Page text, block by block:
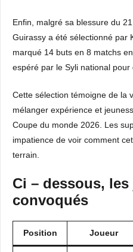
Enfin, malgré sa blessure du
Guirassy a été sélectionné par
marqué 14 buts en 8 matchs
espéré par le Syli national pour
Cette sélection témoigne de la
mélanger expérience et
Coupe du monde 2026. Les
impatience de voir comment
terrain.
Ci – dessous,
convoqués
Position Joueur